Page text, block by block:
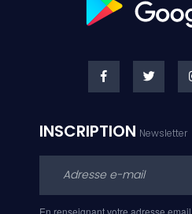
INSCRIPTION Newsletter
En renseignant votre adresse